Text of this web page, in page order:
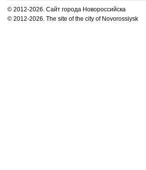
© 2012-2026. Сайт города Новороссийска
© 2012-2026. The site of the city of Novorossiysk